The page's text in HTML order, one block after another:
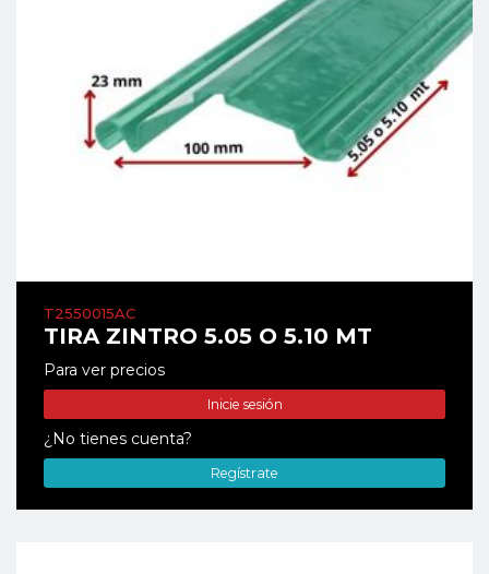
T2550015AC
TIRA ZINTRO 5.05 O 5.10 MT
Para ver precios
Inicie sesión
¿No tienes cuenta?
Regístrate